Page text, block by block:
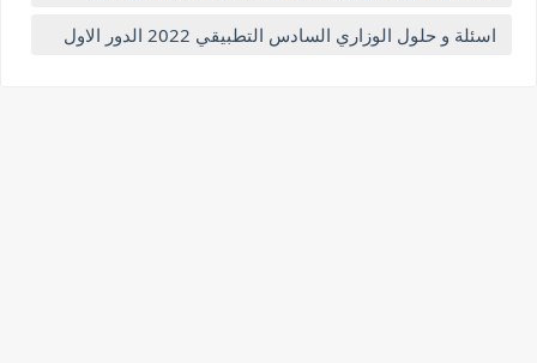
اسئلة و حلول الوزاري السادس التطبيقي 2022 الدور الاول